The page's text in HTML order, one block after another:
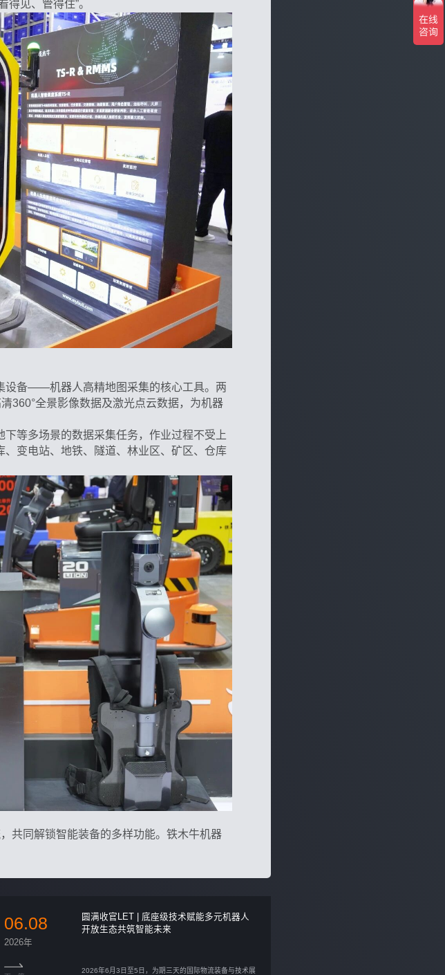
见、管得住”。
设备——机器人高精地图采集的核心工具。两
360°全景影像数据及激光点云数据，为机器
等多场景的数据采集任务，作业过程不受上
变电站、地铁、隧道、林业区、矿区、仓库
共同解锁智能装备的多样功能。铁木牛机器
06.08
2026年
圆满收官LET | 底座级技术赋能多元机器人
开放生态共筑智能未来
2026年6月3日至5日，为期三天的国际物流装备与技术展